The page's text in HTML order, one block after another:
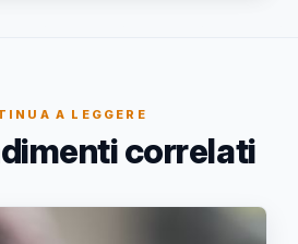
A LEGGERE
correlati